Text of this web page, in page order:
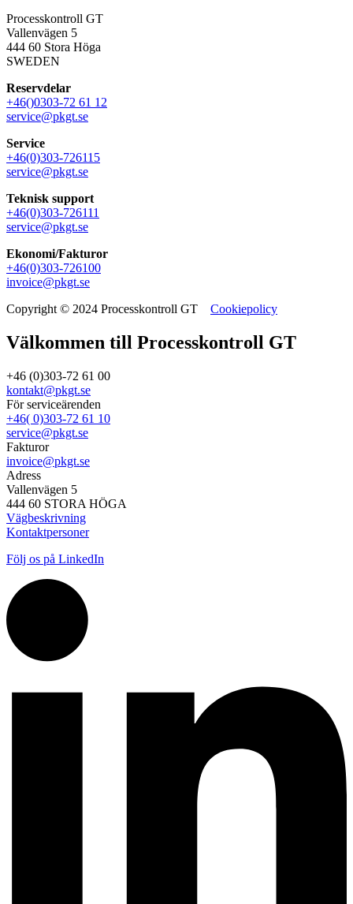
Processkontroll GT
Vallenvägen 5
444 60 Stora Höga
SWEDEN
Reservdelar
+46()0303-72 61 12
service@pkgt.se
Service
+46(0)303-726115
service@pkgt.se
Teknisk support
+46(0)303-726111
service@pkgt.se
Ekonomi/Fakturor
+46(0)303-726100
invoice@pkgt.se
Copyright © 2024 Processkontroll GT Cookiepolicy
Välkommen till Processkontroll GT
+46 (0)303-72 61 00
kontakt@pkgt.se
För serviceärenden
+46( 0)303-72 61 10
service@pkgt.se
Fakturor
invoice@pkgt.se
Adress
Vallenvägen 5
444 60 STORA HÖGA
Vägbeskrivning
Kontaktpersoner
Följ os på LinkedIn